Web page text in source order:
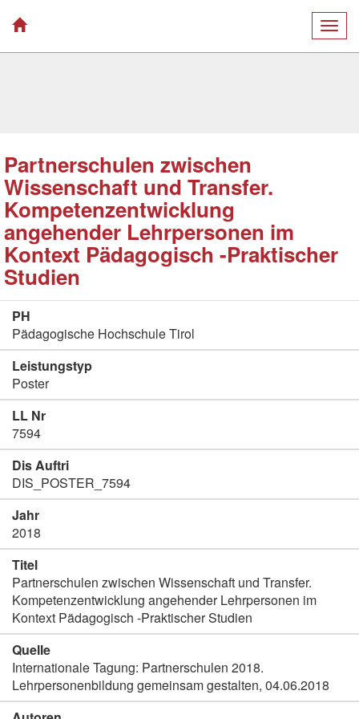
Partnerschulen zwischen
Wissenschaft und Transfer.
Kompetenzentwicklung
angehender Lehrpersonen im
Kontext Pädagogisch -Praktischer
Studien
PH
Pädagogische Hochschule Tirol
Leistungstyp
Poster
LL Nr
7594
Dis Auftri
DIS_POSTER_7594
Jahr
2018
Titel
Partnerschulen zwischen Wissenschaft und Transfer.
Kompetenzentwicklung angehender Lehrpersonen im
Kontext Pädagogisch -Praktischer Studien
Quelle
Internationale Tagung: Partnerschulen 2018.
Lehrpersonenbildung gemeinsam gestalten, 04.06.2018